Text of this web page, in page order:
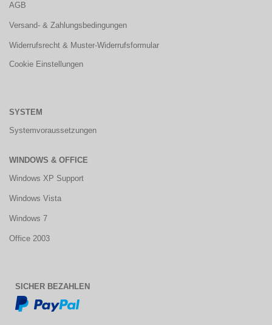
AGB
Versand- & Zahlungsbedingungen
Widerrufsrecht & Muster-Widerrufsformular
Cookie Einstellungen
SYSTEM
Systemvoraussetzungen
WINDOWS & OFFICE
Windows XP Support
Windows Vista
Windows 7
Office 2003
SICHER BEZAHLEN